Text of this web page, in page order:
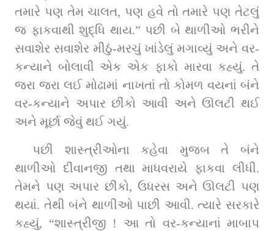
તમારે પણ તેમ ચાલત, પણ હવે તો તમારે પણ તેટલું
જ ફાકવાથી શુદ્ધિ થાય.” પછી બે થાળીઓ ભરીને
સવાશેર સવાશેર મીઠું-મરચું ખાંડેલું મગાવ્યું અને વર-
કન્યાને બોલાવી એક એક ફાકો મારવા કહ્યું. તે
જરા જરા લઈ મોઢામાં નાખતાં તો કોમળ વયનાં બંને
વર-કન્યાને અપાર છીંકો આવી અને ઊલટી થઈ
અને મૂર્છા જેવું થઈ ગયું.
પછી શાસ્ત્રીઓના કહેવા મુજબ તે બંને
થાળીઓ દીવાનજી તથા માધવરાયે ફાકવા લીધી.
તેમને પણ અપાર છીંકો, ઉધરસ અને ઊલટી પણ
થયાં. તેથી બંને થાળીઓ પાછી આવી. ત્યારે સરકારે
કહ્યું, “શાસ્ત્રીજી ! આ તો વર-કન્યાનાં માબાપ